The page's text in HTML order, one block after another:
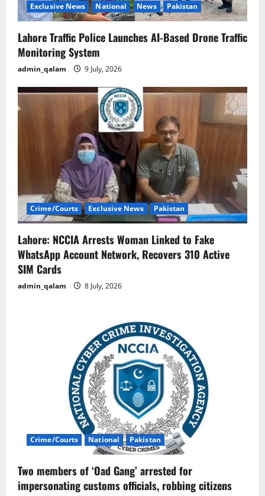
Exclusive News National News Pakistan
Lahore Traffic Police Launches AI-Based Drone Traffic
Monitoring System
admin_qalam 9 July, 2026
Crime/Courts Exclusive News Pakistan
Lahore: NCCIA Arrests Woman Linked to Fake
WhatsApp Account Network, Recovers 310 Active
SIM Cards
admin_qalam 8 July, 2026
Crime/Courts National Pakistan
Two members of ‘Oad Gang’ arrested for
impersonating customs officials, robbing citizens